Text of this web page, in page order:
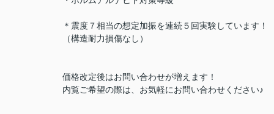
＊震度７相当の想定加振を連続５回実験しています！
（構造耐力損傷なし）
価格改定後はお問い合わせが増えます！
内覧ご希望の際は、お気軽にお問い合わせください♪